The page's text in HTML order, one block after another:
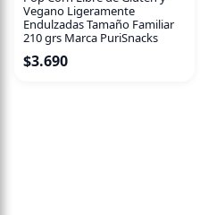
Vegano Ligeramente
Endulzadas Tamaño Familiar
210 grs Marca PuriSnacks
$3.690